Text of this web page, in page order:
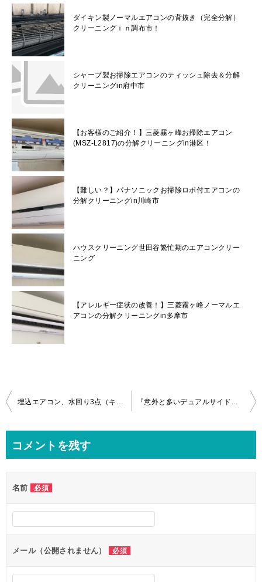
ダイキン製ノーマルエアコンの背抜き（完全分解）
クリーニングｉｎ調布市！
シャープ製お掃除エアコンのティッシュ除去＆分解
クリーニングin府中市
【お客様のご紹介！】三菱霧ヶ峰お掃除エアコン
(MSZ-L2817)の分解クリーニングin港区！
【難しい？】パナソニックお掃除ロボ付エアコンの
分解クリーニングin川崎市
ハウスクリーニング世田谷繁忙期のエアコンクリー
ニング
【アレルギー症状の改善！】三菱霧ヶ峰ノーマルエ
アコンの分解クリーニングin多摩市
投
ビ
ー
シ
ョ
ン
コメントを残す
名前 必須
メール（公開されません） 必須